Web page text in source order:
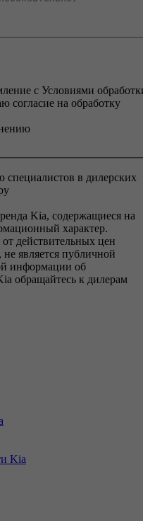
с Условиями
согласие на обработку
в дилерских
Kia, содержащиеся на
характер.
действительных цен
является публичной
информации об
обращайтесь к дилерам
Kia